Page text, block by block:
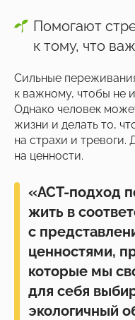
Помогают
к тому, что
Сильные
к важному, чтобы не
Однако человек
жизни и делать то,
на страхи и тревоги.
на ценности.
«АСТ-подход
жить в
с
ценностями,
которые мы
для себя
экологичный